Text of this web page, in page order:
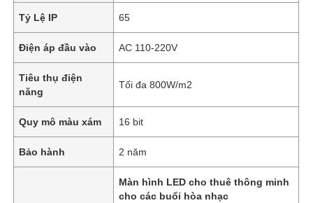
Tỷ Lệ IP 65
Điện áp đầu vào AC 110-220V
Tiêu thụ điện
năng
Tối đa 800W/m2
Quy mô màu xám 16 bit
Bảo hành 2 năm
Màn hình LED cho thuê thông minh
cho các buổi hòa nhạc